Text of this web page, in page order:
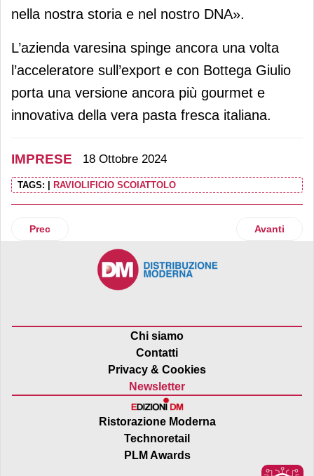
nella nostra storia e nel nostro DNA».
L’azienda varesina spinge ancora una volta
l’acceleratore sull’export e con Bottega Giulio
porta una versione ancora più gourmet e
innovativa della vera pasta fresca italiana.
IMPRESE 18 Ottobre 2024
TAGS: | RAVIOLIFICIO SCOIATTOLO
Articolo precedente: Citterio apre un nuovo stabilimento
Prec Articolo
Avanti
Chi siamo
Contatti
Privacy & Cookies
Newsletter
Ristorazione Moderna
Technoretail
PLM Awards